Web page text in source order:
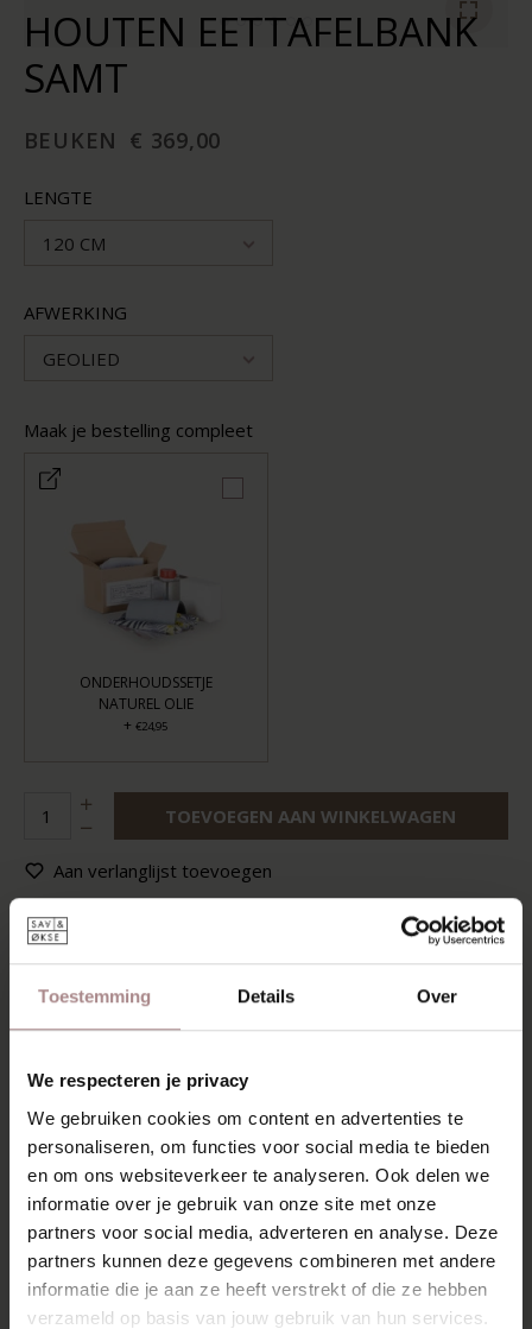
Toestemming Details Over
We respecteren je privacy
We gebruiken cookies om content en advertenties te
personaliseren, om functies voor social media te bieden
en om ons websiteverkeer te analyseren. Ook delen we
informatie over je gebruik van onze site met onze
partners voor social media, adverteren en analyse. Deze
partners kunnen deze gegevens combineren met andere
informatie die je aan ze heeft verstrekt of die ze hebben
verzameld op basis van jouw gebruik van hun services.
HOUTEN EETTAFELBANK
SAMT
BEUKEN € 369,00
LENGTE
120 CM
AFWERKING
GEOLIED
Maak je bestelling compleet
ONDERHOUDSSETJE
NATUREL OLIE
+ €24,95
TOEVOEGEN AAN WINKELWAGEN
Aan verlanglijst toevoegen
OMSCHRIJVING
De Samt eettafelbank is van massief hout en heeft een
ranke vorm en ronde hoeken. De eettafelbank heeft
een perfect duo. Maar deze eettafelbank laat zich ook
De Samt tafel en eettafelbank hebben dezelfde vormen.
Ronde hoeken en schuin geplaatste poten. Dit zorgt voor
een licht en speels karakter. Maar doet zeker geen afbreuk
aan de stevigheid. De Samt staat sterk op zijn poten. De
bank is glad afgewerkt en heeft verjongde randen.
KENMERKEN